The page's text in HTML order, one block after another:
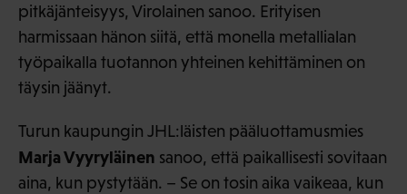
pitkäjänteisyys, Virolainen sanoo. Erityisen
harmissaan hänon siitä, että monella metallialan
työpaikalla tuotannon yhteinen kehittäminen on
täysin jäänyt.
Turun kaupungin JHL:läisten pääluottamusmies
Marja Vyyryläinen sanoo, että paikallisesti sovitaan
aina, kun pystytään. – Se on tosin aika vaikeaa, kun